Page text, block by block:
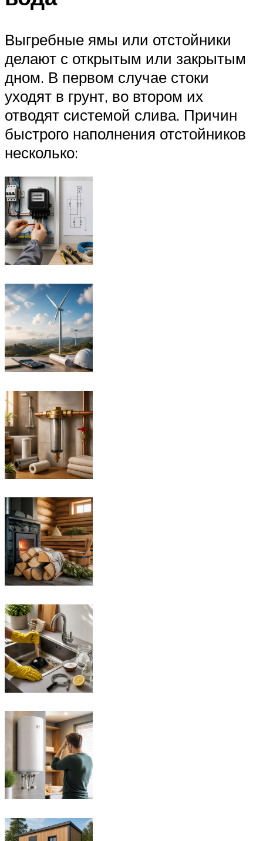
Выгребные ямы или отстойники
делают с открытым или закрытым
дном. В первом случае стоки
уходят в грунт, во втором их
отводят системой слива. Причин
быстрого наполнения отстойников
несколько: